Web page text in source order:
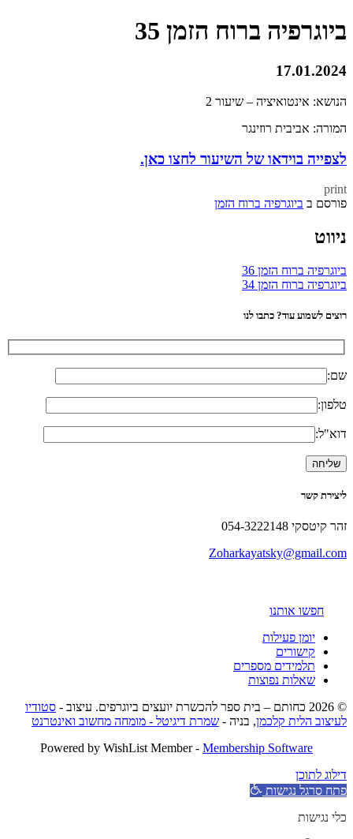
ביוגרפיה ברוח הזמן 35
17.01.2024
הנושא: אינטואיציה – שיעור 2
המורה: אביבית רוזינגר
לצפייה בוידאו של השיעור לחצו כאן.
print
פורסם ב ביוגרפיה ברוח הזמן
ניווט
ביוגרפיה ברוח הזמן 36
ביוגרפיה ברוח הזמן 34
רוצים לשמוע עוד? כתבו לנו
שם:
טלפון:
דוא"ל:
ליצירת קשר
זהר קיטסקי 054-3222148
Zoharkayatsky@gmail.com
חפשו אותנו
יומן פעילות
קישורים
תלמידים מספרים
שאלות נפוצות
© 2026 כחותם – בית ספר להכשרת יועצים ביוגרפים. עיצוב -
סטודיו
לעיצוב הלית קלכמן, בניה - שמרת דיגיטל - מומחה מחשוב ואינטרנט
Powered by WishList Member - Membership Software
דילוג לתוכן
פתח סרגל נגישות
כלי נגישות